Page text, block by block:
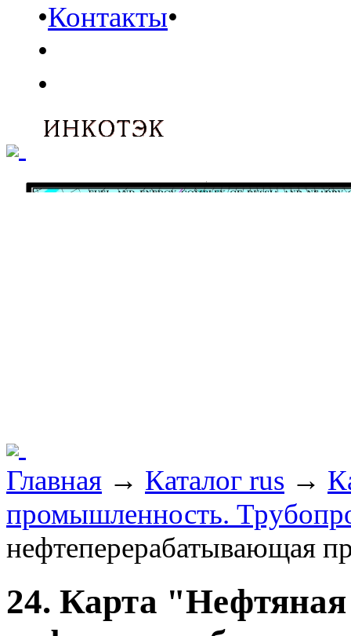
•Контакты•
•
•
Главная → Каталог rus →
промышленность.
нефтеперерабатывающая
24. Карта